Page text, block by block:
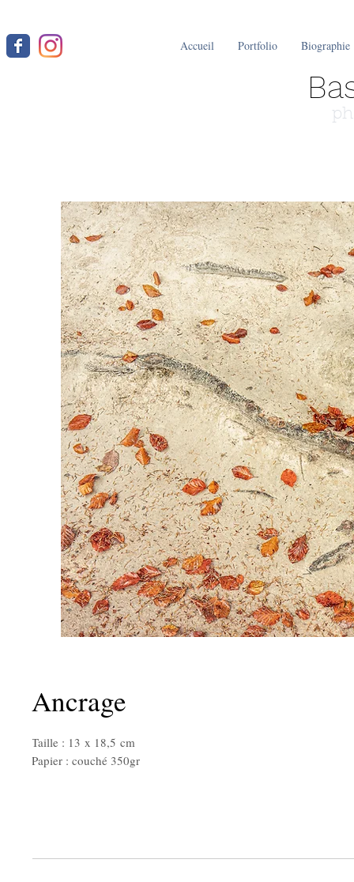
Accueil Portfolio Biographie
Ancrage
Taille : 13 x 18,5 cm
Papier : couché 350gr